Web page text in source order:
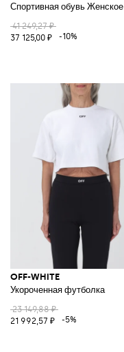
Спортивная обувь Женское
41 249,27 ₽
37 125,00 ₽
-10%
OFF-WHITE
Укороченная футболка
23 149,88 ₽
21 992,57 ₽
-5%